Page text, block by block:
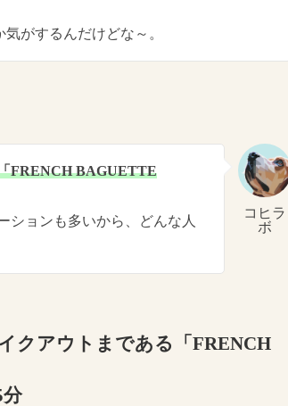
がするんだけどな～。
コヒラ
ボ
FRENCH BAGUETTE
ションも多いから、どんな人
クアウトまである「FRENCH